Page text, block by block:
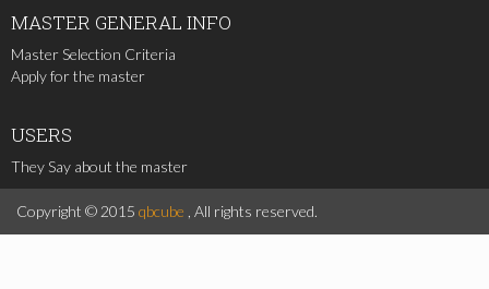
MASTER GENERAL INFO
Master Selection Criteria
Apply for the master
USERS
They Say about the master
Copyright © 2015 qbcube , All rights reserved.